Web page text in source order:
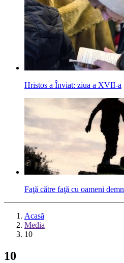
Hristos a Înviat: ziua a XVII-a
Faţă către faţă cu oameni
Acasă
Media
10
10